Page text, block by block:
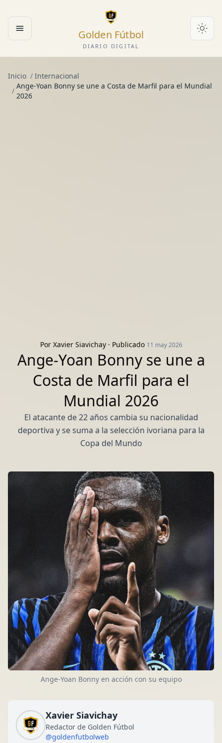
Abrir menú Golden Fútbol
DIARIO DIGITAL
Inicio / Internacional
/
Ange-Yoan Bonny se une a Costa de Marfil para el Mundial
2026
Por Xavier Siavichay· Publicado 11 may 2026
Ange-Yoan Bonny se une a
Costa de Marfil para el
Mundial 2026
El atacante de 22 años cambia su nacionalidad
deportiva y se suma a la selección ivoriana para la
Copa del Mundo
Ange-Yoan Bonny en acción con su equipo
Xavier Siavichay
Redactor de Golden Fútbol
@goldenfutbolweb